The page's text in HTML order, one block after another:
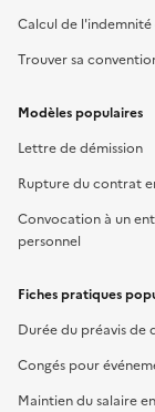
Calcul de
Trouver sa
Modèles populaires
Lettre de démission
Rupture du contrat
Convocation à un
personnel
Fiches pratiques
Durée du préavis de
Congés pour
Maintien du salaire